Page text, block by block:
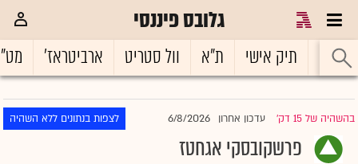
גלובס פיננסי
ראשי תיק אישי ת"א וול סטריט ארביטראז'
בהשהיה של 15 דק' |עדכון אחרון 6/8/2026 לצפות בנתונים ללא השהיה
פרשקובסקי אגחטז